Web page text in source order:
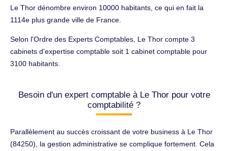
Le Thor dénombre environ 10000 habitants, ce qui en fait la
1114e plus grande ville de France.
Selon l'Ordre des Experts Comptables, Le Thor compte 3
cabinets d'expertise comptable soit 1 cabinet comptable pour
3100 habitants.
Besoin d'un expert comptable à Le Thor pour votre
comptabilité ?
Parallèlement au succès croissant de votre business à Le Thor
(84250), la gestion administrative se complique fortement. Cela